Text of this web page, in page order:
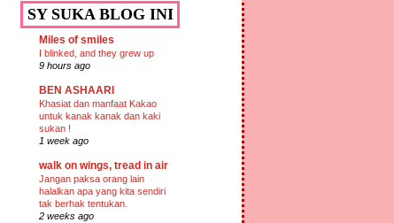
SY SUKA BLOG INI
Miles of smiles
I blinked, and they grew up
9 hours ago
BEN ASHAARI
Khasiat dan manfaat Kakao
untuk kanak kanak dan kaki
sukan !
1 week ago
walk on wings, tread in air
Jangan paksa orang lain
halalkan apa yang kita sendiri
tak berhak tentukan.
2 weeks ago